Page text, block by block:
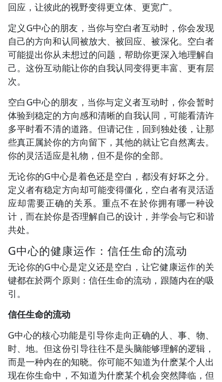
回应，让彼此的视野变得更立体、更宽广。
定义G中心的朋友，当你与空白者互动时，你会发现
自己的方向和认同被放大、被回应、被深化。空白者
可能提出你从未想过的问题，帮助你更深入地理解自
己。这份互动能让你的自我认同变得更丰富、更有层
次。
空白G中心的朋友，当你与定义者互动时，你会暂时
体验到稳定的方向感和清晰的自我认同，可能看清许
多平时看不清的道路。但请记住，回到独处後，让那
些真正属於你的方向留下，其他的就让它自然离去。
你的灵活适应是礼物，但不是你的全部。
无论你的G中心是着色还是空白，都没有好坏之分。
定义者有稳定方向却可能变得僵化，空白者有灵活适
应却需要正确的关系。重点不在於你拥有哪一种设
计，而在於你是否理解自己的设计，并学会与它和谐
共处。
G中心的健康运作：信任生命的流动
无论你的G中心是定义还是空白，让它健康运作的关
键都在於两个原则：信任生命的流动，跟随内在的吸
引。
信任生命的流动
G中心的核心功能是引导你走向正确的人、事、物、
时、地。但这份引导往往不是头脑能够理解的逻辑，
而是一种内在的知晓。你可能不知道为什麽某个人出
现在你生命中，不知道为什麽某个机会突然降临，但